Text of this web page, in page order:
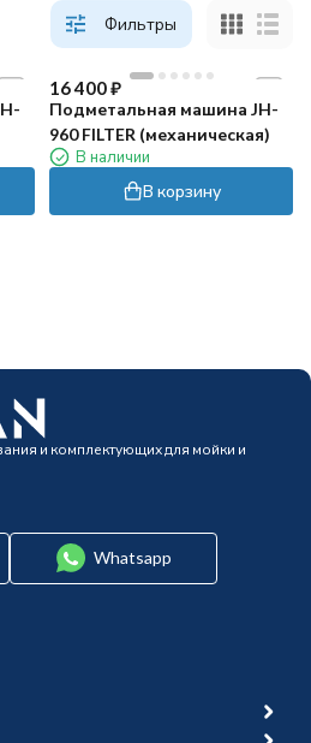
Фильтры
16 400₽
Подметальная машина JH-
960 FILTER (механическая)
В наличии
В корзину
и комплектующих для мойки и
Whatsapp